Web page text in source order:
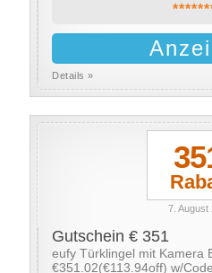
Details »
7. August
Gutschein € 351
eufy Türklingel mit Kamera
€351.02(€113.94off) w/